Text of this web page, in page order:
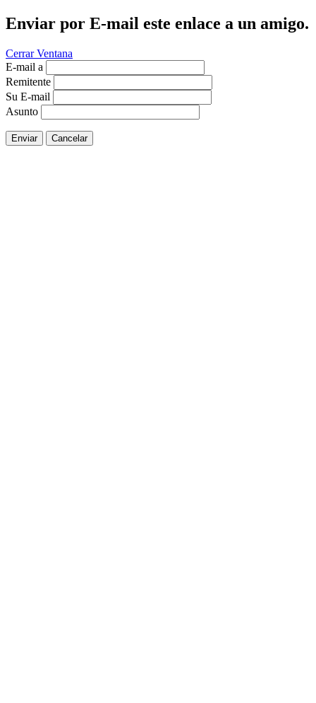
Enviar por E-mail este enlace a un amigo.
Cerrar Ventana
E-mail a
Remitente
Su E-mail
Asunto
Enviar Cancelar